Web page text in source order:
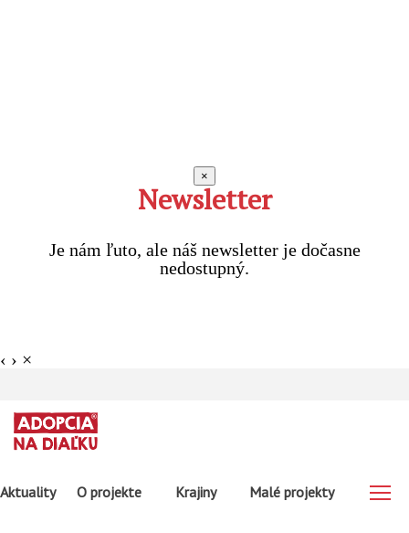
×
Newsletter
Je nám ľuto, ale náš newsletter je dočasne
nedostupný.
‹ › ×
Aktuality O projekte Krajiny Malé projekty